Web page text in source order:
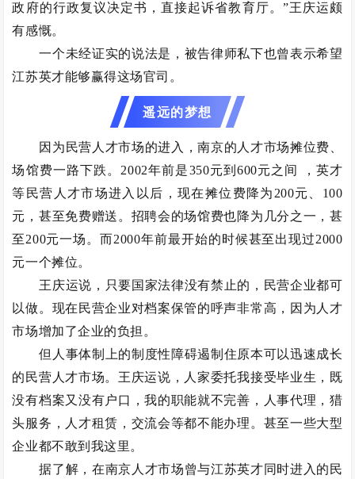
政府的行政复议决定书，直接起诉省教育厅。”王庆运颇
有感慨。
一个未经证实的说法是，被告律师私下也曾表示希望
江苏英才能够赢得这场官司。
遥远的梦想
因为民营人才市场的进入，南京的人才市场摊位费、
场馆费一路下跌。2002年前是350元到600元之间 ，英才
等民营人才市场进入以后，现在摊位费降为200元、100
元，甚至免费赠送。招聘会的场馆费也降为几分之一，甚
至200元一场。而2000年前最开始的时候甚至出现过2000
元一个摊位。
王庆运说，只要国家法律没有禁止的，民营企业都可
以做。现在民营企业对档案保管的呼声非常高，因为人才
市场增加了企业的负担。
但人事体制上的制度性障碍遏制住原本可以迅速成长
的民营人才市场。王庆运说，人家委托我接受毕业生，既
没有档案又没有户口，我的职能就不完善，人事代理，猎
头服务，人才租赁，交流会等都不能办理。甚至一些大型
企业都不敢到我这里。
据了解，在南京人才市场曾与江苏英才同时进入的民